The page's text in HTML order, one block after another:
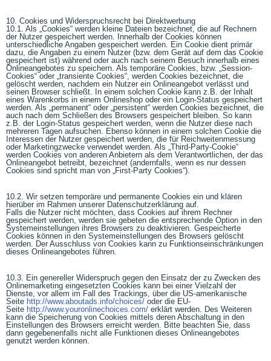
10. Cookies und Widerspruchsrecht bei Direktwerbung
10.1. Als „Cookies“ werden kleine Dateien bezeichnet, die auf Rechnern
der Nutzer gespeichert werden. Innerhalb der Cookies können
unterschiedliche Angaben gespeichert werden. Ein Cookie dient primär
dazu, die Angaben zu einem Nutzer (bzw. dem Gerät auf dem das Cookie
gespeichert ist) während oder auch nach seinem Besuch innerhalb eines
Onlineangebotes zu speichern. Als temporäre Cookies, bzw. „Session-
Cookies“ oder „transiente Cookies“, werden Cookies bezeichnet, die
gelöscht werden, nachdem ein Nutzer ein Onlineangebot verlässt und
seinen Browser schließt. In einem solchen Cookie kann z.B. der Inhalt
eines Warenkorbs in einem Onlineshop oder ein Login-Status gespeichert
werden. Als „permanent“ oder „persistent“ werden Cookies bezeichnet, die
auch nach dem Schließen des Browsers gespeichert bleiben. So kann
z.B. der Login-Status gespeichert werden, wenn die Nutzer diese nach
mehreren Tagen aufsuchen. Ebenso können in einem solchen Cookie die
Interessen der Nutzer gespeichert werden, die für Reichweitenmessung
oder Marketingzwecke verwendet werden. Als „Third-Party-Cookie“
werden Cookies von anderen Anbietern als dem Verantwortlichen, der das
Onlineangebot betreibt, bezeichnet (andernfalls, wenn es nur dessen
Cookies sind spricht man von „First-Party Cookies“).
10.2. Wir setzen temporäre und permanente Cookies ein und klären
hierüber im Rahmen unserer Datenschutzerklärung auf.
Falls die Nutzer nicht möchten, dass Cookies auf ihrem Rechner
gespeichert werden, werden sie gebeten die entsprechende Option in den
Systemeinstellungen ihres Browsers zu deaktivieren. Gespeicherte
Cookies können in den Systemeinstellungen des Browsers gelöscht
werden. Der Ausschluss von Cookies kann zu Funktionseinschränkungen
dieses Onlineangebotes führen.
10.3. Ein genereller Widerspruch gegen den Einsatz der zu Zwecken des
Onlinemarketing eingesetzten Cookies kann bei einer Vielzahl der
Dienste, vor allem im Fall des Trackings, über die US-amerikanische
Seite http://www.aboutads.info/choices/ oder die EU-
Seite http://www.youronlinechoices.com/ erklärt werden. Des Weiteren
kann die Speicherung von Cookies mittels deren Abschaltung in den
Einstellungen des Browsers erreicht werden. Bitte beachten Sie, dass
dann gegebenenfalls nicht alle Funktionen dieses Onlineangebotes
genutzt werden können.